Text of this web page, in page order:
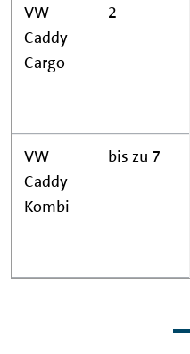
VW
Caddy
Cargo
2
VW
Caddy
Kombi
bis zu 7